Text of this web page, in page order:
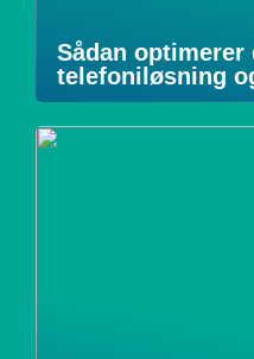
Sådan
telefoniløsning